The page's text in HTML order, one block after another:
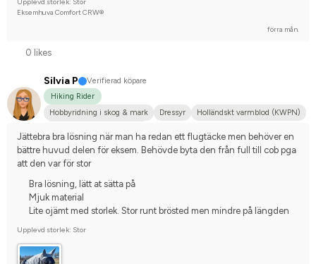
Eksemhuva Comfort CRW®
förra mån.
0 likes
Silvia P
Verifierad köpare
Hiking Rider
Hobbyridning i skog & mark
Dressyr
Holländskt varmblod (KWPN)
Jättebra bra lösning när man ha redan ett flugtäcke men behöver en
bättre huvud delen för eksem. Behövde byta den från full till cob pga
att den var för stor
Bra lösning, lätt at sätta på
Mjuk material
Lite ojämt med storlek. Stor runt brösted men mindre på längden
Upplevd storlek: Stor